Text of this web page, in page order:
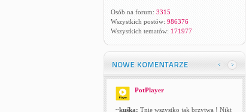
Osób na forum: 3315
Wszystkich postów: 986376
Wszystkich tematów: 171977
PotPlayer
~kuśka: Tnie wszystko jak brzytwa ! Nikt